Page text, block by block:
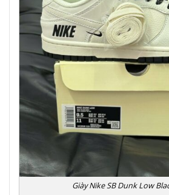
Giày Nike SB Dunk Low